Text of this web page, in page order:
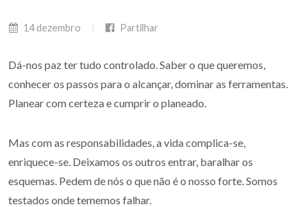
14 dezembro Partilhar
Dá-nos paz ter tudo controlado. Saber o que queremos,
conhecer os passos para o alcançar, dominar as ferramentas.
Planear com certeza e cumprir o planeado.
Mas com as responsabilidades, a vida complica-se,
enriquece-se. Deixamos os outros entrar, baralhar os
esquemas. Pedem de nós o que não é o nosso forte. Somos
testados onde tememos falhar.